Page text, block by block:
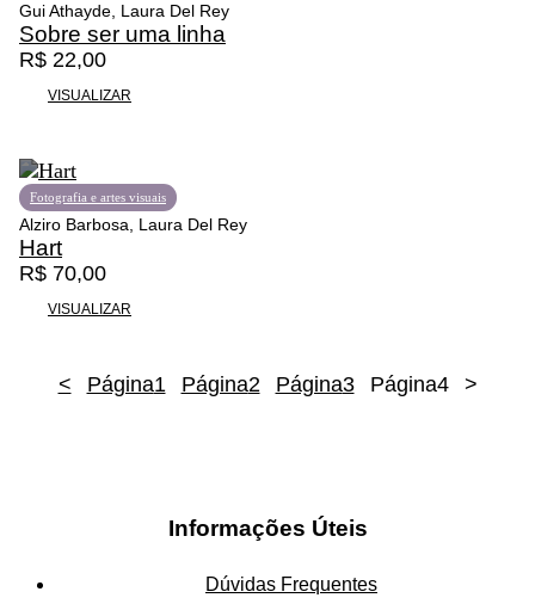
Gui Athayde, Laura Del Rey
Sobre ser uma linha
R$ 22,00
VISUALIZAR
Fotografia e artes visuais
Alziro Barbosa, Laura Del Rey
Hart
R$ 70,00
VISUALIZAR
< Página1 Página2 Página3 Página4 >
Informações Úteis
Dúvidas Frequentes